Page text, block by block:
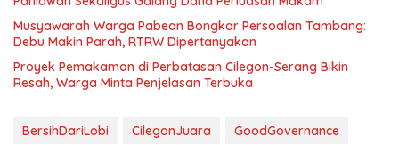
Musyawarah Warga Pabean Bongkar Persoalan Tambang:
Debu Makin Parah, RTRW Dipertanyakan
Proyek Pemakaman di Perbatasan Cilegon-Serang Bikin
Resah, Warga Minta Penjelasan Terbuka
BersihDariLobi CilegonJuara
GoodGovernance